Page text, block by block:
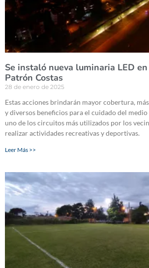
Se instaló nueva luminaria LED
Patrón Costas
28 de enero de 2025
Estas acciones brindarán mayor cobertura,
y diversos beneficios para el cuidado del
uno de los circuitos más utilizados por los
realizar actividades recreativas y deportivas.
Leer Más >>